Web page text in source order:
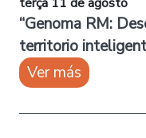
“Genoma RM:
territorio
Ver más